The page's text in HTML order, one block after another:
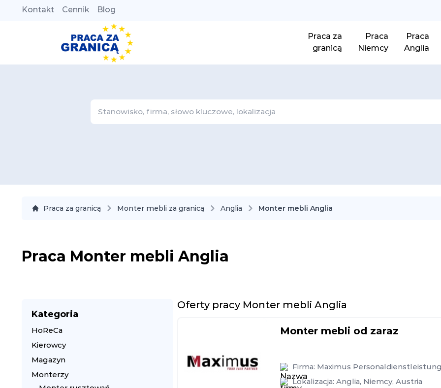
Kontakt Cennik Blog
Praca za
granicą
Praca
Niemcy
Praca
Anglia
Praca za granicą Monter mebli za granicą Anglia Monter mebli Anglia
Praca Monter mebli Anglia
Kategoria
HoReCa
Kierowcy
Magazyn
Monterzy
Oferty pracy Monter mebli Anglia
Monter mebli od zaraz
Firma: Maximus
Lokalizacja: Anglia, Niemcy, Austria